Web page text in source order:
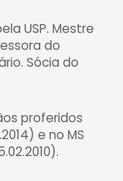
USP. Mestre
do
Sócia do
proferidos
e no MS